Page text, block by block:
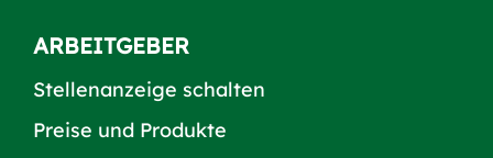
ARBEITGEBER
Stellenanzeige schalten
Preise und Produkte